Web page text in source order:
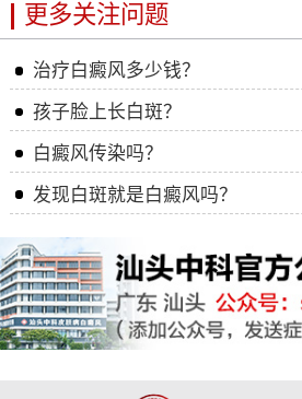
更多关注问题
治疗白癜风多少钱？
孩子脸上长白斑？
白癜风传染吗？
发现白斑就是白癜风吗？